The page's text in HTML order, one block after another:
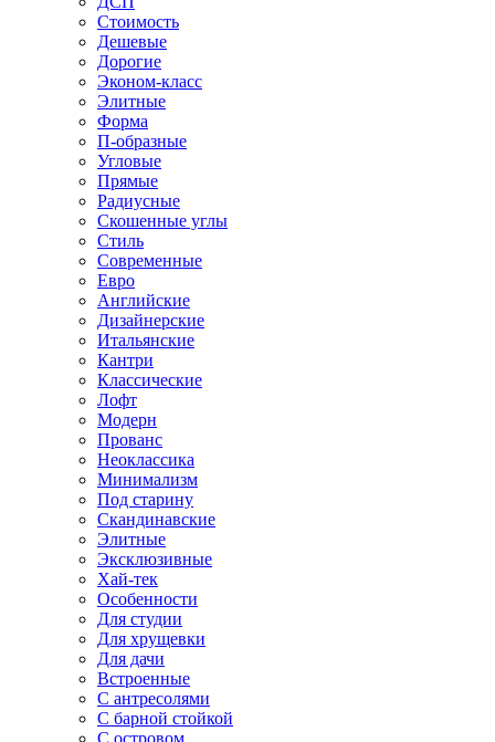
Стоимость
Дешевые
Дорогие
Эконом-класс
Элитные
Форма
П-образные
Угловые
Прямые
Радиусные
Скошенные углы
Стиль
Современные
Евро
Английские
Дизайнерские
Итальянские
Кантри
Классические
Лофт
Модерн
Прованс
Неоклассика
Минимализм
Под старину
Скандинавские
Элитные
Эксклюзивные
Хай-тек
Особенности
Для студии
Для хрущевки
Для дачи
Встроенные
С антресолями
С барной стойкой
С островом